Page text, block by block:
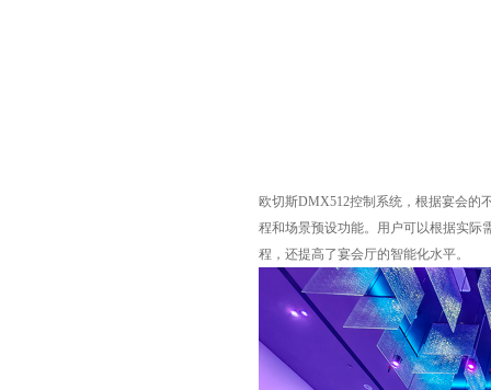
欧切斯DMX512控制系统，根据宴会的
程和场景预设功能。用户可以根据实际
程，还提高了宴会厅的智能化水平。